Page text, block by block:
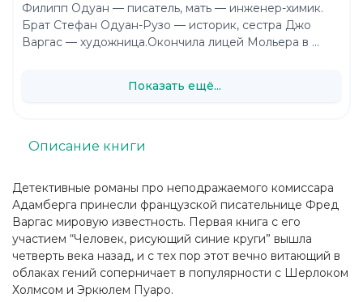
Детективные романы про неподражаемого комиссара
Адамберга принесли французской писательнице Фред
Варгас мировую известность. Первая книга с его
участием “Человек, рисующий синие круги” вышла
четверть века назад, и с тех пор этот вечно витающий в
облаках гений соперничает в популярности с Шерлоком
Холмсом и Эркюлем Пуаро.
Описание книги
Филипп Одуан — писатель, мать — инженер-химик.
Брат Стефан Одуан-Рузо — историк, сестра Джо
Варгас — художница.Окончила лицей Мольера в ...
Показать ещё...